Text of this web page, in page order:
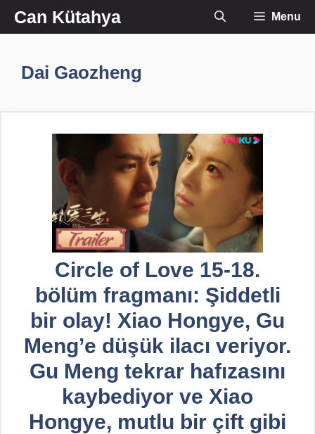
İçeriğe
atlaCan Kütahya Menu
Dai Gaozheng
Circle of Love 15-18.
bölüm fragmanı: Şiddetli
bir olay! Xiao Hongye, Gu
Meng’e düşük ilacı veriyor.
Gu Meng tekrar hafızasını
kaybediyor ve Xiao
Hongye, mutlu bir çift gibi